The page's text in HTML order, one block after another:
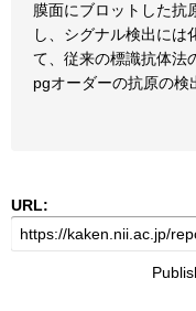
膜面にブロットした抗
し、シグナル検出には
て、従来の標識抗体法
pgオーダーの抗原の検
URL: